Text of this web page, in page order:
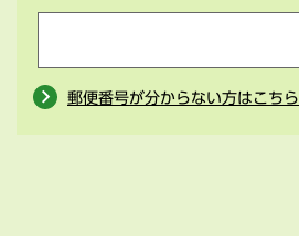
郵便番号が分からない方はこちら